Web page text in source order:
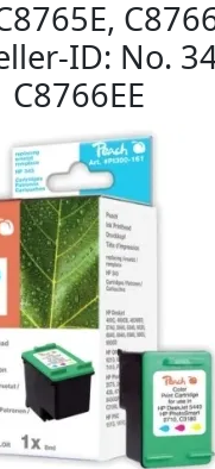
ID: No.
C8766EE